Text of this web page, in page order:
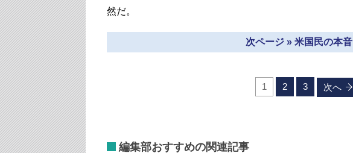
然だ。
次ページ » 米国民の本音
1 2 3 次へ
編集部おすすめの関連記事